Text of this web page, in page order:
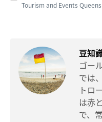
Tourism and Events
豆知
ゴー
では
トロ
は赤
で、